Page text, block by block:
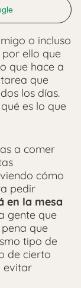
o incluso
por ello que
que hace a
que
los días.
es lo que
a comer
cómo
pedir
en la mesa
gente que
que
tipo de
de cierto
evitar